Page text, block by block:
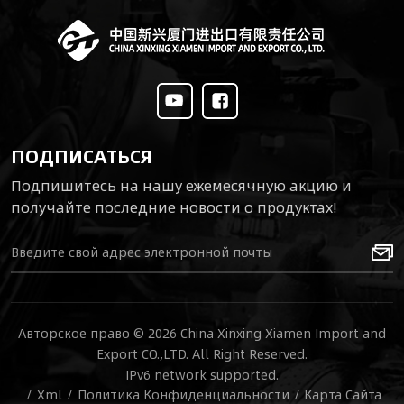
при больших
нагрузках, он
выполняет гибкие
плавно
передвигается по
пустыням, лесам,
снежным полям и
обеспечивая
производительность
в суровых условиях.
архитектуре,
обеспечивающей
платформа
оснащена
независимой
подвеской танкового
типа и
дифференциальным
движения по
гусеницам. Она
отличается высокой
грузоподъемностью,
высокой скоростью,
ПОДПИСАТЬСЯ
Подпишитесь на нашу ежемесячную акцию и
получайте последние новости о продуктах!
Авторское право © 2026 China Xinxing Xiamen Import and
Export CO.,LTD. All Right Reserved.
IPv6 network supported.
/ Xml / Политика Конфиденциальности / Карта Сайта